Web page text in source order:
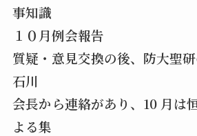
事知識
１０月例会報告
質疑・意見交換の後、防大聖
石川
会長から連絡があり、10 月は
よる集